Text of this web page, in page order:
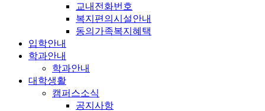
교내전화번호
복지편의시설안내
동의가족복지혜택
입학안내
학과안내
학과안내
대학생활
캠퍼스소식
공지사항